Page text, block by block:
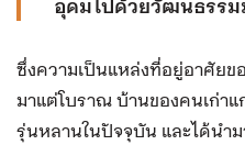
ซึ่งความเป็นแหล่งที่อยู่อาศัย
มาแต่โบราณ บ้านของคนเก่า
รุ่นหลานในปัจจุบัน และได้นำ